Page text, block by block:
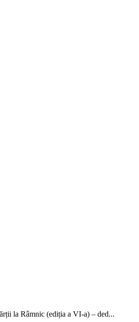
la Râmnic (ediția a VI-a) – ded...